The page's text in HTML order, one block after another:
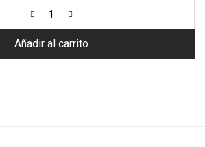
Añadir al carrito